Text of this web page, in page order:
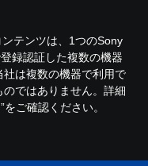
テンツは、1つのSony
録認証した複数の機器
は複数の機器で利用で
ではありません。詳細
ご確認ください。